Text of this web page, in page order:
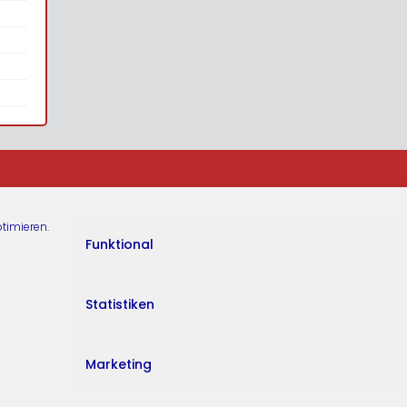
Funktional
Statistiken
Marketing